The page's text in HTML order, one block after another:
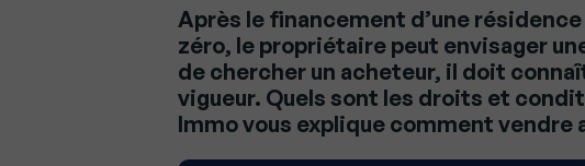
Après le financement d’une
zéro, le propriétaire peut envisager
de chercher un acheteur, il doit
vigueur. Quels sont les droits et
Immo vous explique comment vendre